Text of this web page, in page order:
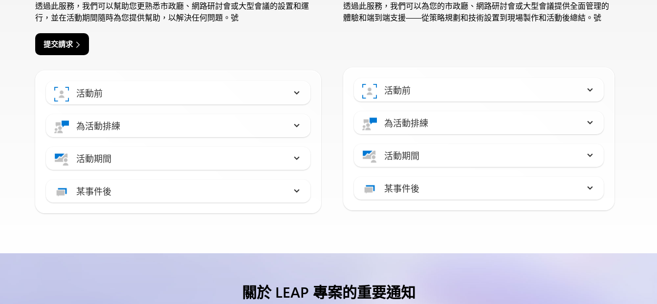
透過此服務，我們可以幫助您更熟悉市政廳、網路研討會或大型會議的設置和運
行，並在活動期間隨時為您提供幫助，以解決任何問題。號
提交請求
活動前
為活動排練
活動期間
某事件後
透過此服務，我們可以為您的市政廳、網路研討會或大型會議提供全面管理的
體驗和端到端支援——從策略規劃和技術設置到現場製作和活動後總結。號
活動前
為活動排練
活動期間
某事件後
關於 LEAP 專案的重要通知